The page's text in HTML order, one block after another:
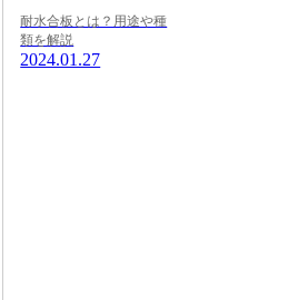
耐水合板とは？用途や種
類を解説
2024.01.27